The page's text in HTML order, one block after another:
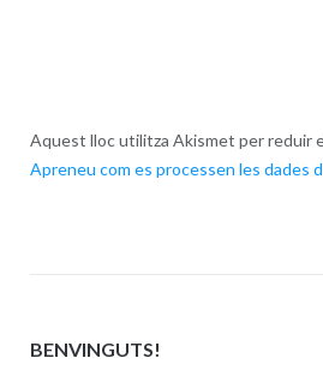
Aquest lloc utilitza Akismet per reduir
Apreneu com es processen les dades
BENVINGUTS!